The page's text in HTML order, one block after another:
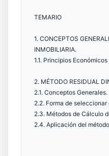
TEMARIO
1. CONCEPTOS
INMOBILIARIA.
1.1. Principios
2. MÉTODO RESIDUAL
2.1. Conceptos Generales.
2.2. Forma de
2.3. Métodos de Cálculo
2.4. Aplicación del